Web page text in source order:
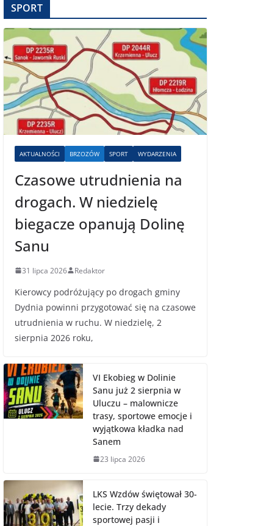
SPORT
AKTUALNOŚCI BRZOZÓW SPORT WYDARZENIA
Czasowe utrudnienia na
drogach. W niedzielę
biegacze opanują Dolinę
Sanu
31 lipca 2026 Redaktor
Kierowcy podróżujący po drogach gminy
Dydnia powinni przygotować się na czasowe
utrudnienia w ruchu. W niedzielę, 2
sierpnia 2026 roku,
VI Ekobieg w Dolinie
Sanu już 2 sierpnia w
Uluczu – malownicze
trasy, sportowe emocje i
wyjątkowa kładka nad
Sanem
23 lipca 2026
LKS Wzdów świętował 30-
lecie. Trzy dekady
sportowej pasji i